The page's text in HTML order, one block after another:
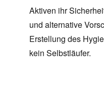
Aktiven ihr
und alternative
Erstellung des
kein Selbstläufer.